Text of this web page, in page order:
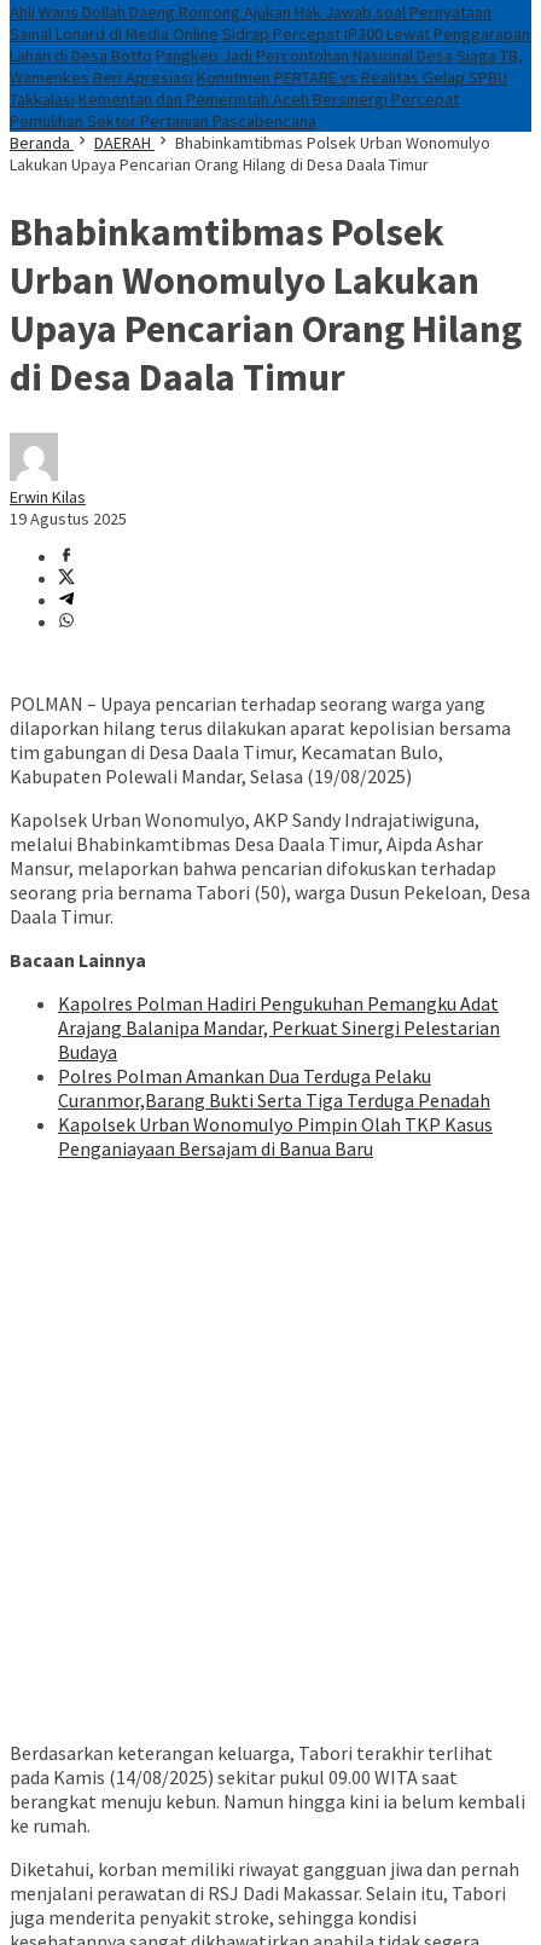
Ahli Waris Dollah Daeng Ronrong Ajukan Hak Jawab soal Pernyataan
Sainal Lonard di Media Online Sidrap Percepat IP300 Lewat Penggarapan
Lahan di Desa Botto Pangkep Jadi Percontohan Nasional Desa Siaga TB,
Wamenkes Beri Apresiasi Komitmen PERTARE vs Realitas Gelap SPBU
Takkalasi Kementan dan Pemerintah Aceh Bersinergi Percepat
Pemulihan Sektor Pertanian Pascabencana
Beranda
DAERAH
Bhabinkamtibmas Polsek Urban Wonomulyo
Lakukan Upaya Pencarian Orang Hilang di Desa Daala Timur
Bhabinkamtibmas Polsek
Urban Wonomulyo Lakukan
Upaya Pencarian Orang Hilang
di Desa Daala Timur
Erwin Kilas
19 Agustus 2025
POLMAN – Upaya pencarian terhadap seorang warga yang
dilaporkan hilang terus dilakukan aparat kepolisian bersama
tim gabungan di Desa Daala Timur, Kecamatan Bulo,
Kabupaten Polewali Mandar, Selasa (19/08/2025)
Kapolsek Urban Wonomulyo, AKP Sandy Indrajatiwiguna,
melalui Bhabinkamtibmas Desa Daala Timur, Aipda Ashar
Mansur, melaporkan bahwa pencarian difokuskan terhadap
seorang pria bernama Tabori (50), warga Dusun Pekeloan, Desa
Daala Timur.
Bacaan Lainnya
Kapolres Polman Hadiri Pengukuhan Pemangku Adat
Arajang Balanipa Mandar, Perkuat Sinergi Pelestarian
Budaya
Polres Polman Amankan Dua Terduga Pelaku
Curanmor,Barang Bukti Serta Tiga Terduga Penadah
Kapolsek Urban Wonomulyo Pimpin Olah TKP Kasus
Penganiayaan Bersajam di Banua Baru
Berdasarkan keterangan keluarga, Tabori terakhir terlihat
pada Kamis (14/08/2025) sekitar pukul 09.00 WITA saat
berangkat menuju kebun. Namun hingga kini ia belum kembali
ke rumah.
Diketahui, korban memiliki riwayat gangguan jiwa dan pernah
menjalani perawatan di RSJ Dadi Makassar. Selain itu, Tabori
juga menderita penyakit stroke, sehingga kondisi